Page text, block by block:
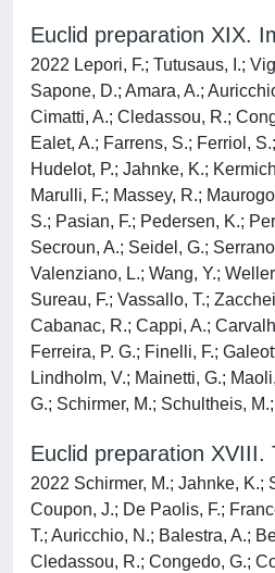
Euclid preparation XIX.
2022 Lepori, F.; Tutusaus, I.;
Sapone, D.; Amara, A.;
Cimatti, A.; Cledassou, R.;
Ealet, A.; Farrens, S.; Ferriol,
Hudelot, P.; Jahnke, K.;
Marulli, F.; Massey, R.;
S.; Pasian, F.; Pedersen, K.;
Secroun, A.; Seidel, G.;
Valenziano, L.; Wang, Y.;
Sureau, F.; Vassallo, T.;
Cabanac, R.; Cappi, A.;
Ferreira, P. G.; Finelli, F.;
Lindholm, V.; Mainetti, G.;
G.; Schirmer, M.; Schultheis,
Euclid preparation
2022 Schirmer, M.; Jahnke, K.;
Coupon, J.; De Paolis, F.;
T.; Auricchio, N.; Balestra, A.;
Cledassou, R.; Congedo, G.;